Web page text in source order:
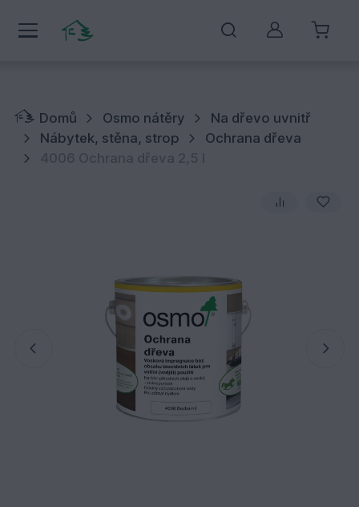
Můj účet
Domů Osmo nátěry
Na dřevo uvnitř
Nábytek, stěna, strop
Ochrana dřeva
4006 Ochrana dřeva 2,5 l